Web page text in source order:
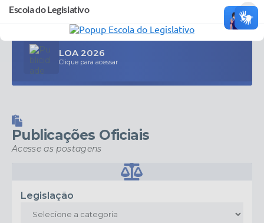
Clique para acessar
LOA 2026
Clique para acessar
Publicações Oficiais
Acesse as postagens
Legislação
×
Escola do Legislativo